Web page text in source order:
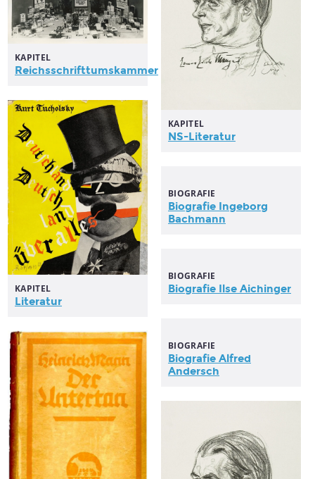
KAPITEL
NS-Literatur
KAPITEL
Reichsschrifttumskammer
KAPITEL
Literatur
BIOGRAFIE
Biografie Ingeborg
Bachmann
BIOGRAFIE
Biografie Ilse Aichinger
BIOGRAFIE
Biografie Alfred
Andersch